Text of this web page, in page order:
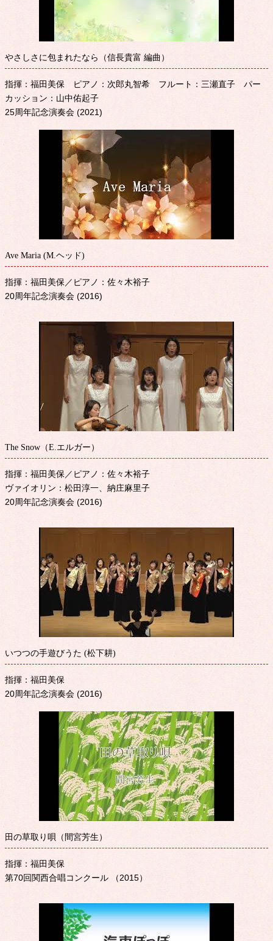
やさしさに包まれたなら（信長貴富 編曲）
指揮：福田美保 ピアノ：次郎丸智希 フルート：三瀬直子 パー
カッション：山中佑起子
25周年記念演奏会 (2021)
Ave Maria (M.ヘッド)
指揮：福田美保／ピアノ：佐々木裕子
20周年記念演奏会 (2016)
The Snow（E.エルガー）
指揮：福田美保／ピアノ：佐々木裕子
ヴァイオリン：松田淳一、納庄麻里子
20周年記念演奏会 (2016)
いつつの手遊びうた (松下耕)
指揮：福田美保
20周年記念演奏会 (2016)
田の草取り唄（間宮芳生）
指揮：福田美保
第70回関西合唱コンクール （2015）